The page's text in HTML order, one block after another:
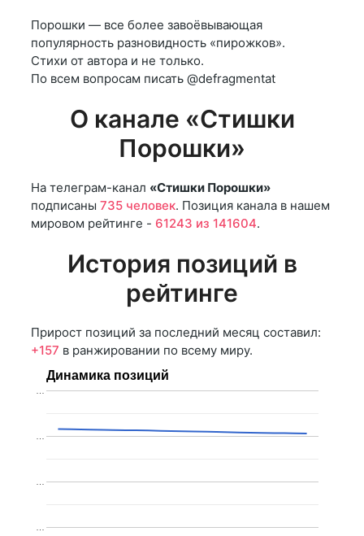
Порошки — все более завоёвывающая
популярность разновидность «пирожков».
Стихи от автора и не только.
По всем вопросам писать @defragmentat
О канале «Стишки
Порошки»
На телеграм-канал «Стишки Порошки»
подписаны 735 человек. Позиция канала в нашем
мировом рейтинге - 61243 из 141604.
История позиций в
рейтинге
Прирост позиций за последний месяц составил:
+157 в ранжировании по всему миру.
Динамика позиций
…
…
…
…